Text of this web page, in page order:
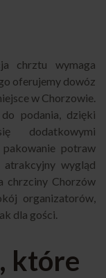
chrztu wymaga
oferujemy dowóz
w Chorzowie.
podania, dzięki
dodatkowymi
potraw
wygląd
chrzciny Chorzów
organizatorów,
dla gości.
które